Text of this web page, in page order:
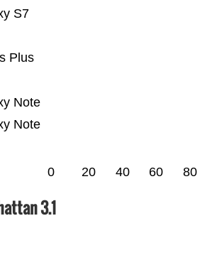
Note
Note
Plus
S7
0 20 40 60 80
3.1